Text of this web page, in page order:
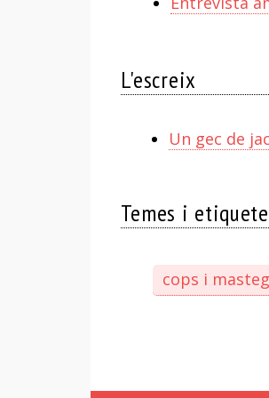
L'escreix
Un gec de
Temes i
cops i